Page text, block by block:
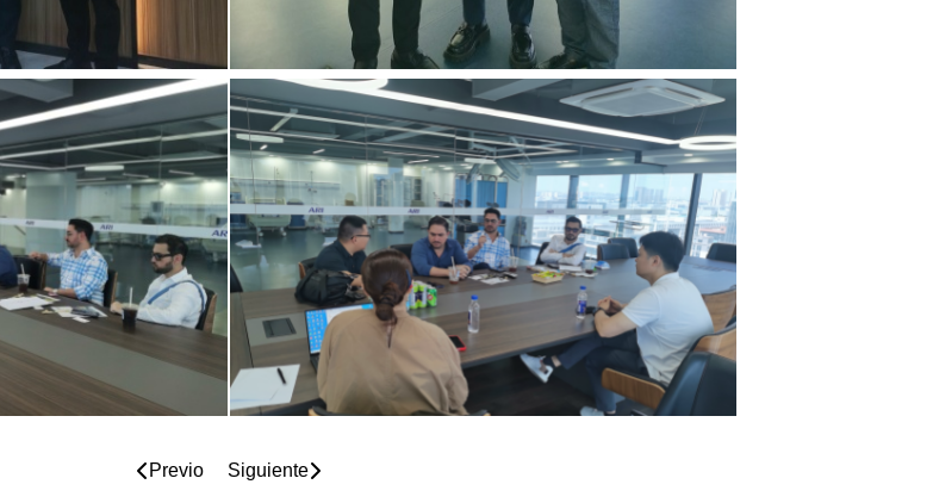
Previo Siguiente